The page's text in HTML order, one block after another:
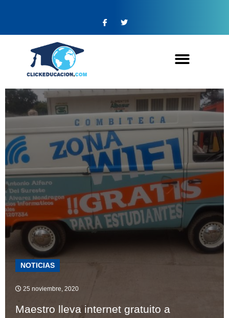
NOTICIAS
25 noviembre, 2020
Maestro lleva internet gratuito a